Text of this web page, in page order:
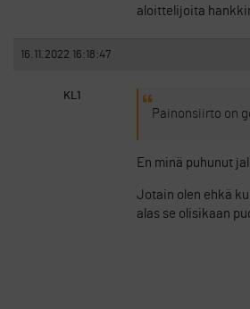
aloittelijoita
16.11.2022 16:18:47
KL1
Painonsiirto on
En minä puhunut
Jotain olen ehkä
alas se olisikaan